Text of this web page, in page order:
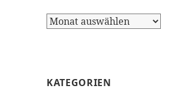
Archiv
KATEGORIEN